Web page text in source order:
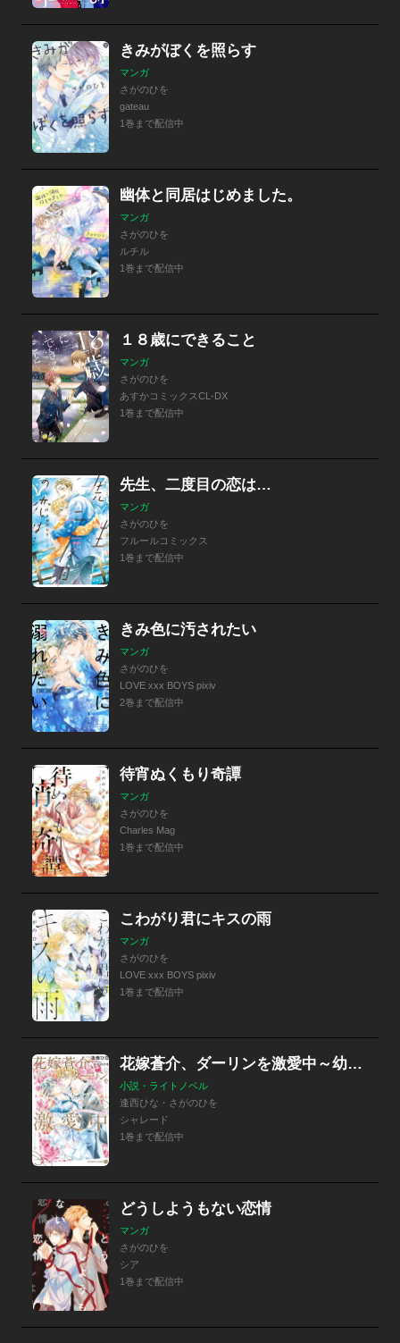
きみがぼくを照らす
マンガ
さがのひを
gateau
1巻まで配信中
幽体と同居はじめました。
マンガ
さがのひを
ルチル
1巻まで配信中
１８歳にできること
マンガ
さがのひを
あすかコミックスCL-DX
1巻まで配信中
先生、二度目の恋は…
マンガ
さがのひを
フルールコミックス
1巻まで配信中
きみ色に汚されたい
マンガ
さがのひを
LOVE xxx BOYS pixiv
2巻まで配信中
待宵ぬくもり奇譚
マンガ
さがのひを
Charles Mag
1巻まで配信中
こわがり君にキスの雨
マンガ
さがのひを
LOVE xxx BOYS pixiv
1巻まで配信中
花嫁蒼介、ダーリンを激愛中～幼馴染とのむつまじき新婚生活～
小説・ライトノベル
逢西ひな・さがのひを
シャレード
1巻まで配信中
どうしようもない恋情
マンガ
さがのひを
シア
1巻まで配信中